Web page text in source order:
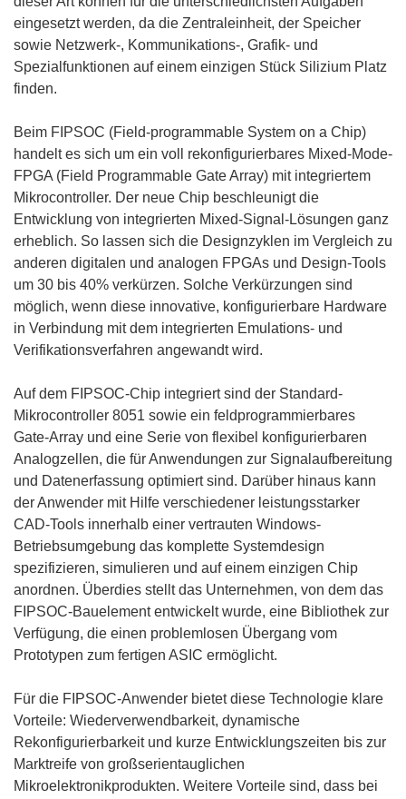
eingesetzt werden, da die Zentraleinheit, der Speicher
sowie Netzwerk-, Kommunikations-, Grafik- und
Spezialfunktionen auf einem einzigen Stück Silizium Platz
finden.
Beim FIPSOC (Field-programmable System on a Chip)
handelt es sich um ein voll rekonfigurierbares Mixed-Mode-
FPGA (Field Programmable Gate Array) mit integriertem
Mikrocontroller. Der neue Chip beschleunigt die
Entwicklung von integrierten Mixed-Signal-Lösungen ganz
erheblich. So lassen sich die Designzyklen im Vergleich zu
anderen digitalen und analogen FPGAs und Design-Tools
um 30 bis 40% verkürzen. Solche Verkürzungen sind
möglich, wenn diese innovative, konfigurierbare Hardware
in Verbindung mit dem integrierten Emulations- und
Verifikationsverfahren angewandt wird.
Auf dem FIPSOC-Chip integriert sind der Standard-
Mikrocontroller 8051 sowie ein feldprogrammierbares
Gate-Array und eine Serie von flexibel konfigurierbaren
Analogzellen, die für Anwendungen zur Signalaufbereitung
und Datenerfassung optimiert sind. Darüber hinaus kann
der Anwender mit Hilfe verschiedener leistungsstarker
CAD-Tools innerhalb einer vertrauten Windows-
Betriebsumgebung das komplette Systemdesign
spezifizieren, simulieren und auf einem einzigen Chip
anordnen. Überdies stellt das Unternehmen, von dem das
FIPSOC-Bauelement entwickelt wurde, eine Bibliothek zur
Verfügung, die einen problemlosen Übergang vom
Prototypen zum fertigen ASIC ermöglicht.
Für die FIPSOC-Anwender bietet diese Technologie klare
Vorteile: Wiederverwendbarkeit, dynamische
Rekonfigurierbarkeit und kurze Entwicklungszeiten bis zur
Marktreife von großserientauglichen
Mikroelektronikprodukten. Weitere Vorteile sind, dass bei